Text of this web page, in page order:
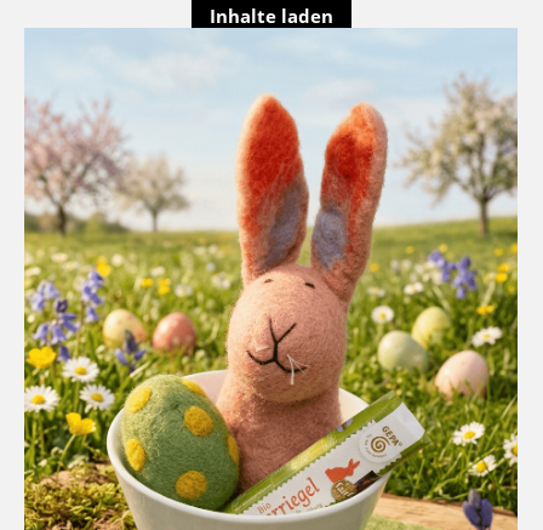
Inhalte laden
Einstellung merken und in Zukunft Inhalte von
automatisch laden und diese Seite neu
laden.
Die Seite versucht ein externes Script zu
laden.Dies funktioniert eventuell nur, wenn Sie
automatisches Laden zulassen und diese Seite
neu laden